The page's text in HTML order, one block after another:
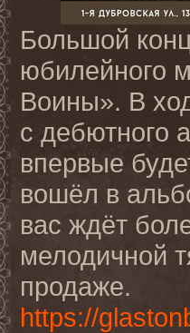
Большой
юбилейного
Воины». В
с дебютного
впервые
вошёл в
вас ждёт
мелодичной
продаже.
https://